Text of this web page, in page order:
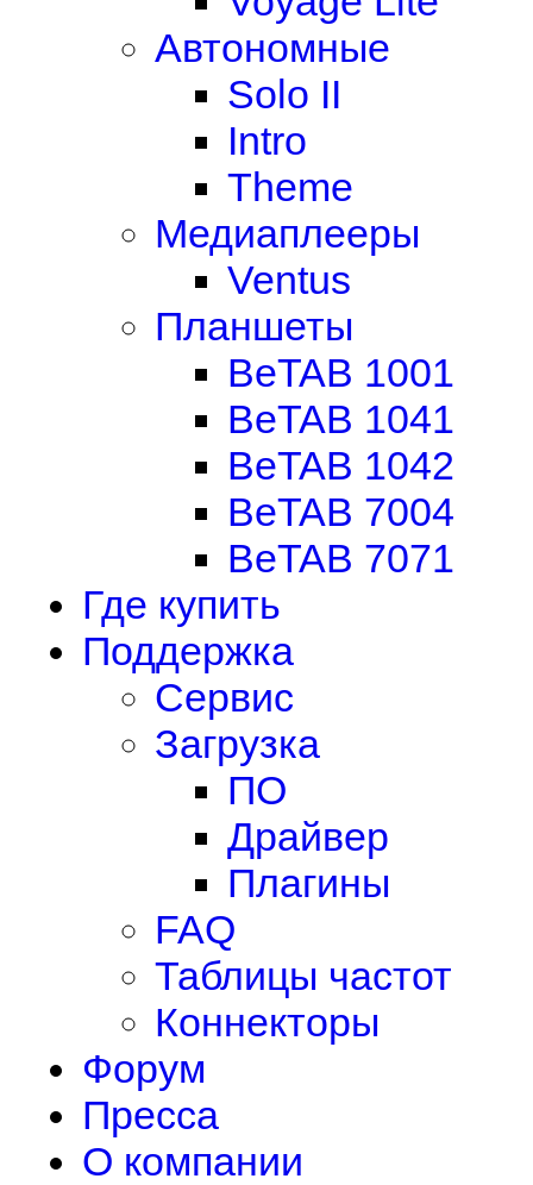
Автономные
Solo II
Intro
Theme
Медиаплееры
Ventus
Планшеты
BeTAB 1001
BeTAB 1041
BeTAB 1042
BeTAB 7004
BeTAB 7071
Где купить
Поддержка
Сервис
Загрузка
ПО
Драйвер
Плагины
FAQ
Таблицы частот
Коннекторы
Форум
Пресса
О компании